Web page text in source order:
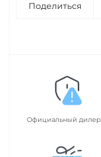
Поделиться
Официальный дилер